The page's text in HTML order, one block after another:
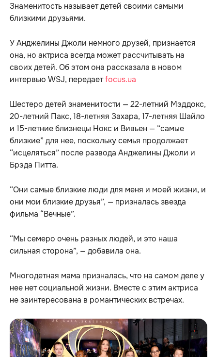
Знаменитость называет детей своими самыми
близкими друзьями.
У Анджелины Джоли немного друзей, признается
она, но актриса всегда может рассчитывать на
своих детей. Об этом она рассказала в новом
интервью WSJ, передаетfocus.ua
Шестеро детей знаменитости — 22-летний Мэддокс,
20-летний Пакс, 18-летняя Захара, 17-летняя Шайло
и 15-летние близнецы Нокс и Вивьен — “самые
близкие” для нее, поскольку семья продолжает
“исцеляться” после развода Анджелины Джоли и
Брэда Питта.
“Они самые близкие люди для меня и моей жизни, и
они мои близкие друзья”, — призналась звезда
фильма “Вечные”.
“Мы семеро очень разных людей, и это наша
сильная сторона”, — добавила она.
Многодетная мама призналась, что на самом деле у
нее нет социальной жизни. Вместе с этим актриса
не заинтересована в романтических встречах.